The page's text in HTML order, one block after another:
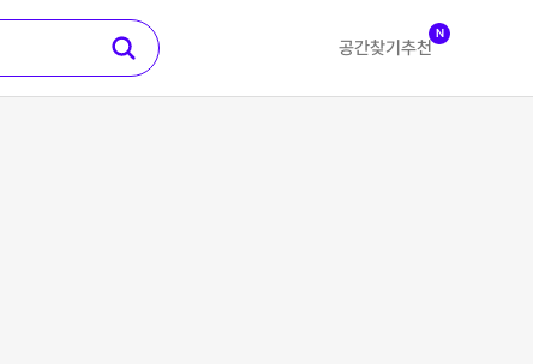
공간찾기 추천
N